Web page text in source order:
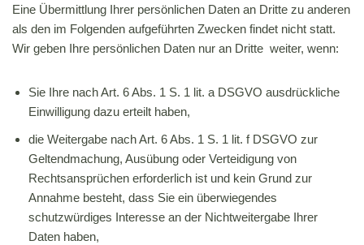
Eine Übermittlung Ihrer persönlichen Daten an Dritte zu anderen
als den im Folgenden aufgeführten Zwecken findet nicht statt.
Wir geben Ihre persönlichen Daten nur an Dritte weiter, wenn:
Sie Ihre nach Art. 6 Abs. 1 S. 1 lit. a DSGVO ausdrückliche
Einwilligung dazu erteilt haben,
die Weitergabe nach Art. 6 Abs. 1 S. 1 lit. f DSGVO zur
Geltendmachung, Ausübung oder Verteidigung von
Rechtsansprüchen erforderlich ist und kein Grund zur
Annahme besteht, dass Sie ein überwiegendes
schutzwürdiges Interesse an der Nichtweitergabe Ihrer
Daten haben,